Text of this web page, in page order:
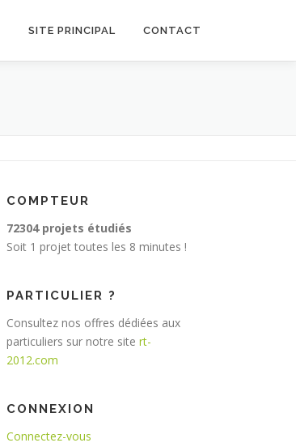
SITE PRINCIPAL CONTACT
COMPTEUR
72304 projets étudiés
Soit 1 projet toutes les 8 minutes !
PARTICULIER ?
Consultez nos offres dédiées aux
particuliers sur notre site rt-
2012.com
CONNEXION
Connectez-vous